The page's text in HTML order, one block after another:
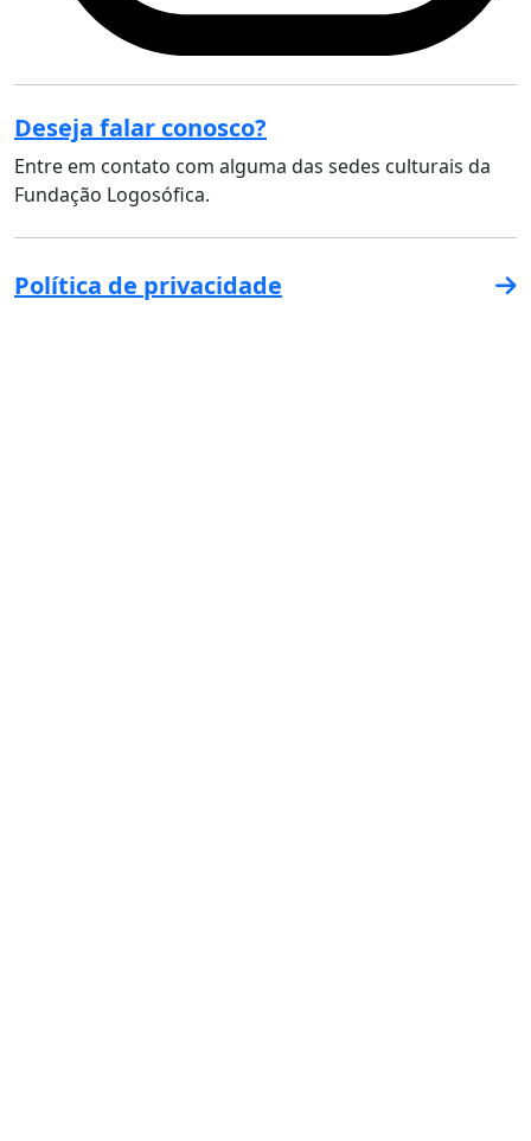
Deseja falar conosco?
Entre em contato com alguma das sedes culturais da
Fundação Logosófica.
Política de privacidade